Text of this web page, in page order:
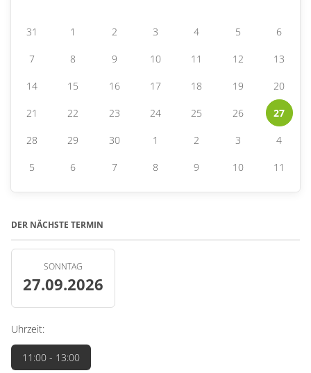
31 1 2 3 4 5 6
7 8 9 10 11 12 13
14 15 16 17 18 19 20
21 22 23 24 25 26 27
28 29 30 1 2 3 4
5 6 7 8 9 10 11
DER NÄCHSTE TERMIN
SONNTAG
27.09.2026
Uhrzeit:
11:00 - 13:00